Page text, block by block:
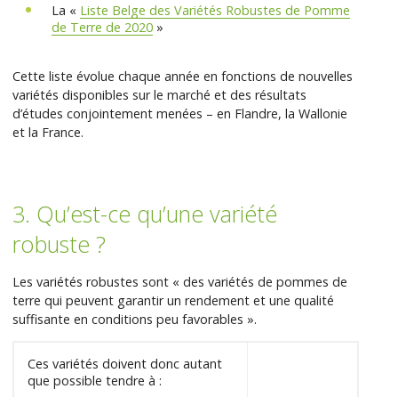
La « Liste Belge des Variétés Robustes de Pomme
de Terre de 2020»
Cette liste évolue chaque année en fonctions de nouvelles
variétés disponibles sur le marché et des résultats
d’études conjointement menées – en Flandre, la Wallonie
et la France.
3. Qu’est-ce qu’une variété
robuste ?
Les variétés robustes sont « des variétés de pommes de
terre qui peuvent garantir un rendement et une qualité
suffisante en conditions peu favorables ».
Ces variétés doivent donc autant
que possible tendre à :